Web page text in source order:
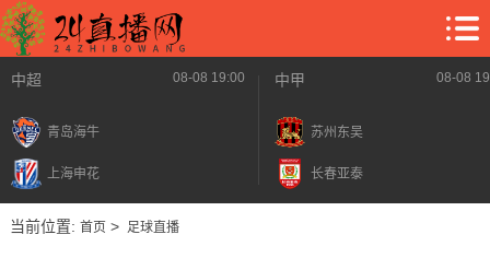
中超 08-08 19:00
青岛海牛
上海申花
中甲 08-08
苏州东吴
长春亚泰
当前位置: 首页> 足球直播